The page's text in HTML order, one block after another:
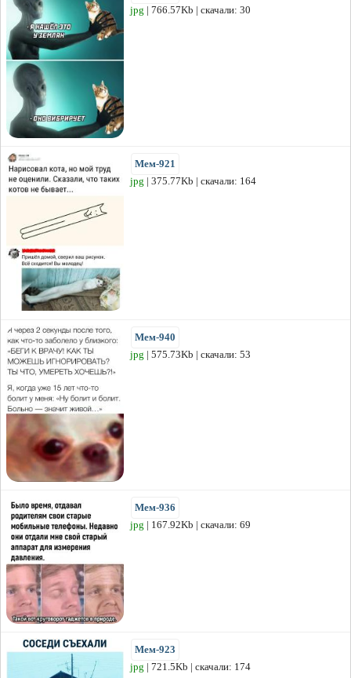
jpg | 766.57Kb | скачали: 30
Мем-921
jpg | 375.77Kb | скачали: 164
Мем-940
jpg | 575.73Kb | скачали: 53
Мем-936
jpg | 167.92Kb | скачали: 69
Мем-923
jpg | 721.5Kb | скачали: 174